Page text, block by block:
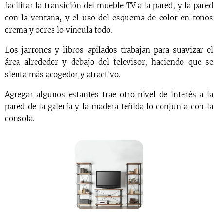
facilitar la transición del mueble TV a la pared, y la pared
con la ventana, y el uso del esquema de color en tonos
crema y ocres lo vincula todo.
Los jarrones y libros apilados trabajan para suavizar el
área alrededor y debajo del televisor, haciendo que se
sienta más acogedor y atractivo.
Agregar algunos estantes trae otro nivel de interés a la
pared de la galería y la madera teñida lo conjunta con la
consola.